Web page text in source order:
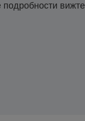
вижте